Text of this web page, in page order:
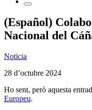
(Español)
Nacional del
Noticia
28 d’octubre 2024
Ho sent, però aquesta
Europeu.